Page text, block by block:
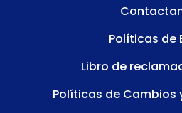
Políticas de
Libro de
Políticas de Cambios